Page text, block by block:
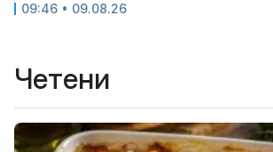
09:46 • 09.08.26
Четени